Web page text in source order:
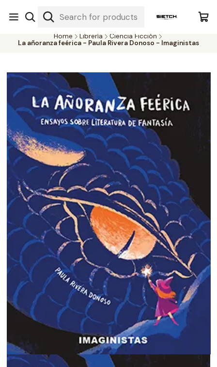
Nuestra librería - Serrano 317 local 3 - Limache.
#SomospartedelSietch
Home Librería
Ciencia Ficción
La añoranza feérica - Paula Rivera Donoso - Imaginistas